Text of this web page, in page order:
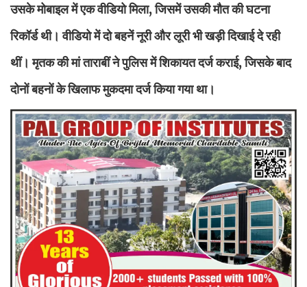
उसके मोबाइल में एक वीडियो मिला, जिसमें उसकी मौत की घटना
रिकॉर्ड थी। वीडियो में दो बहनें नूरी और लूरी भी खड़ी दिखाई दे रही
थीं। मृतक की मां ताराबीं ने पुलिस में शिकायत दर्ज कराई, जिसके बाद
दोनों बहनों के खिलाफ मुकदमा दर्ज किया गया था।